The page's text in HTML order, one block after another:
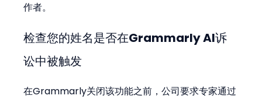
作者。
检查您的姓名是否在Grammarly AI诉
讼中被触发
在Grammarly关闭该功能之前，公司要求专家通过